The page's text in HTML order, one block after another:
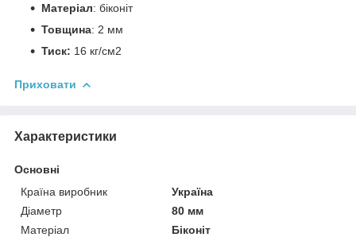
Матеріал: біконіт
Товщина: 2 мм
Тиск: 16 кг/см2
Приховати
Характеристики
Основні
Країна виробник
Україна
Діаметр
80 мм
Матеріал
Біконіт